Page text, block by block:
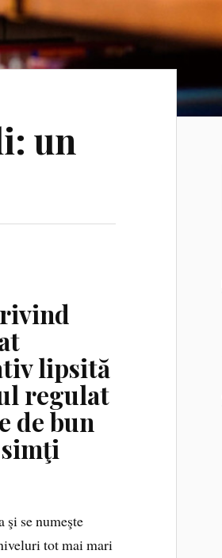
un
lipsită
regulat
de bun
şi se numeşte
tot mai mari